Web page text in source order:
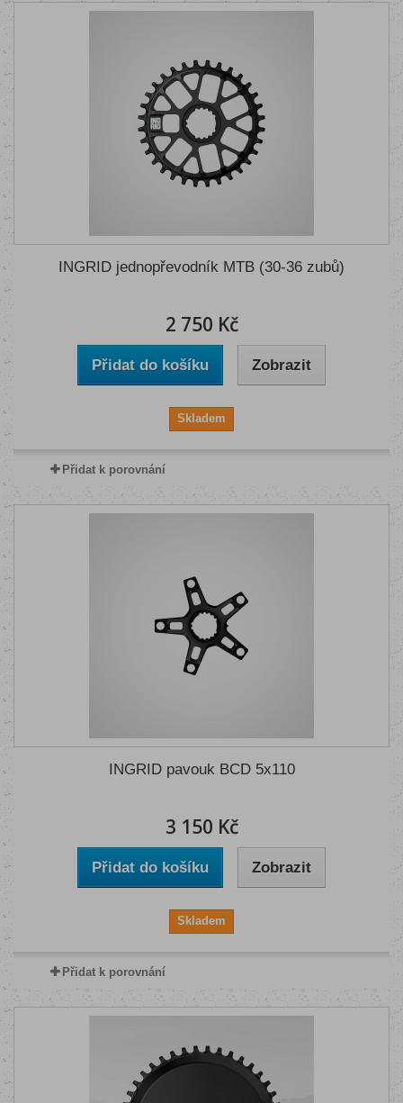
INGRID jednopřevodník MTB (30-36 zubů)
2 750 Kč
Přidat do košíku Zobrazit
Skladem
Přidat k porovnání
INGRID pavouk BCD 5x110
3 150 Kč
Přidat do košíku Zobrazit
Skladem
Přidat k porovnání